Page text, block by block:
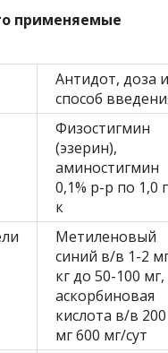
применяемые
Антидот, доза
способ
Физостигмин
(эзерин),
аминостигмин
0,1% р-р по 1,0
к
Метиленовый
синий в/в 1-2
кг до 50-100 мг,
аскорбиновая
кислота в/в 200
мг 600 мг/сут